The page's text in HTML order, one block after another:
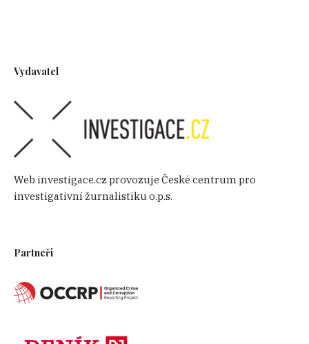
Vydavatel
Web investigace.cz provozuje České centrum pro
investigativní žurnalistiku o.p.s.
Partneři